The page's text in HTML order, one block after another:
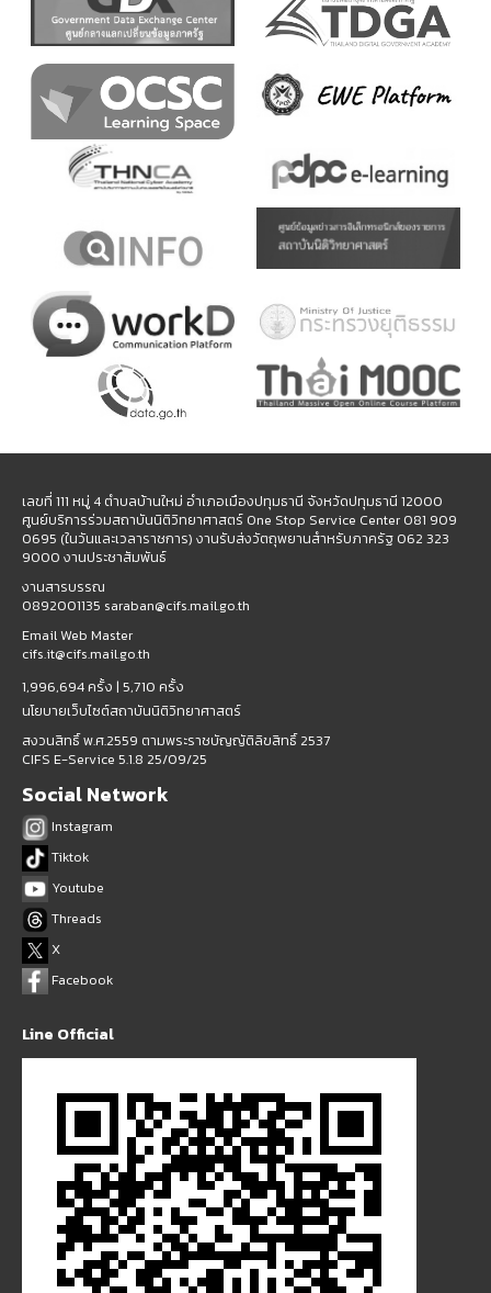
เลขที่ 111 หมู่ 4 ตำบลบ้านใหม่ อำเภอเมืองปทุมธานี จังหวัดปทุมธานี 12000
ศูนย์บริการร่วมสถาบันนิติวิทยาศาสตร์ One Stop Service Center 081 909
0695 (ในวันและเวลาราชการ) งานรับส่งวัตถุพยานสำหรับภาครัฐ 062 323
9000 งานประชาสัมพันธ์
งานสารบรรณ
0892001135 saraban@cifs.mail.go.th
Email Web Master
cifs.it@cifs.mail.go.th
1,996,694 ครั้ง | 5,710 ครั้ง
นโยบายเว็บไซต์สถาบันนิติวิทยาศาสตร์
สงวนสิทธิ์ พ.ศ.2559 ตามพระราชบัญญัติลิขสิทธิ์ 2537
CIFS E-Service 5.1.8 25/09/25
Social Network
Instagram
Tiktok
Youtube
Threads
X
Facebook
Line Official